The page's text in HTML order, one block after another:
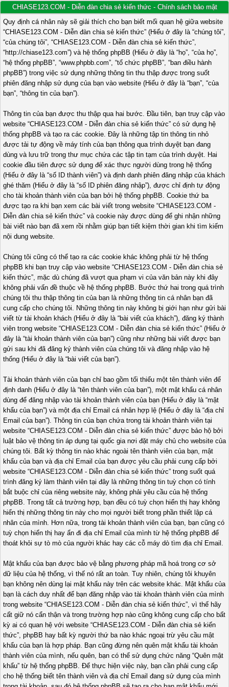
CHIASE123.COM - Diễn đàn chia sẻ kiến thức - Chính sách bảo mật
Quy định cá nhân này sẽ giải thích cho bạn biết mối quan hệ giữa website
“CHIASE123.COM - Diễn đàn chia sẻ kiến thức” (Hiểu ở đây là “chúng tôi”,
“của chúng tôi”, “CHIASE123.COM - Diễn đàn chia sẻ kiến thức”,
“http://chiase123.com”) và hệ thống phpBB (Hiểu ở đây là “họ”, “của họ”,
“hệ thống phpBB”, “www.phpbb.com”, “tổ chức phpBB”, “ban điều hành
phpBB”) trong việc sử dụng những thông tin thu thập được trong suốt
phiên đăng nhập sử dụng của bạn vào website (Hiểu ở đây là “bạn”, “của
bạn”, “thông tin của bạn”).
Thông tin của bạn được thu thập qua hai bước. Đầu tiên, bạn truy cập vào
website “CHIASE123.COM - Diễn đàn chia sẻ kiến thức” có sử dụng hệ
thống phpBB và tạo ra các cookie. Đây là những tập tin thông tin nhỏ
được tải tự động về máy tính của bạn thông qua trình duyệt bạn đang
dùng và lưu trữ trong thư mục chứa các tập tin tạm của trình duyệt. Hai
cookie đầu tiên được sử dụng để xác thực người dùng trong hệ thống
(Hiểu ở đây là “số ID thành viên”) và định danh phiên đăng nhập của khách
ghé thăm (Hiểu ở đây là “số ID phiên đăng nhập”), được chỉ định tự động
cho tài khoản thành viên của bạn bởi hệ thống phpBB. Cookie thứ ba
được tạo ra khi bạn xem các bài viết trong website “CHIASE123.COM -
Diễn đàn chia sẻ kiến thức” và cookie này được dùng để ghi nhận những
bài viết nào bạn đã xem rồi nhằm giúp bạn tiết kiệm thời gian khi tìm kiếm
nội dung website.
Chúng tôi cũng có thể tạo ra các cookie khác không phải từ hệ thống
phpBB khi bạn truy cập vào website “CHIASE123.COM - Diễn đàn chia sẻ
kiến thức”, mặc dù chúng đã vượt qua phạm vi của văn bản này khi đây
không phải vấn đề thuộc về hệ thống phpBB. Bước thứ hai trong quá trình
chúng tôi thu thập thông tin của bạn là những thông tin cá nhân bạn đã
cung cấp cho chúng tôi. Những thông tin này không bị giới hạn như gửi bài
viết từ tài khoản khách (Hiểu ở đây là “bài viết của khách”), đăng ký thành
viên trong website “CHIASE123.COM - Diễn đàn chia sẻ kiến thức” (Hiểu ở
đây là “tài khoản thành viên của bạn”) cũng như những bài viết được bạn
gửi sau khi đã đăng ký thành viên của chúng tôi và đăng nhập vào hệ
thống (Hiểu ở đây là “bài viết của bạn”).
Tài khoản thành viên của bạn chỉ bao gồm tối thiểu một tên thành viên để
định danh (Hiểu ở đây là “tên thành viên của bạn”), một mật khẩu cá nhân
dùng để đăng nhập vào tài khoản thành viên của bạn (Hiểu ở đây là “mật
khẩu của bạn”) và một địa chỉ Email cá nhân hợp lệ (Hiểu ở đây là “địa chỉ
Email của bạn”). Thông tin của bạn chứa trong tài khoản thành viên tại
website “CHIASE123.COM - Diễn đàn chia sẻ kiến thức” được bảo hộ bởi
luật bảo vệ thông tin áp dụng tại quốc gia nơi đặt máy chủ cho website của
chúng tôi. Bất kỳ thông tin nào khác ngoài tên thành viên của bạn, mật
khẩu của bạn và địa chỉ Email của bạn được yêu cầu phải cung cấp bởi
website “CHIASE123.COM - Diễn đàn chia sẻ kiến thức” trong suốt quá
trình đăng ký làm thành viên tại đây là những thông tin tuỳ chọn có tính
bắt buộc chỉ của riêng website này, không phải yêu cầu của hệ thống
phpBB. Trong tất cả trường hợp, bạn đều có tuỳ chọn hiển thị hay không
hiển thị những thông tin này cho mọi người biết trong phần thiết lập cá
nhân của mình. Hơn nữa, trong tài khoản thành viên của bạn, bạn cũng có
tuỳ chọn hiển thị hay ẩn đi địa chỉ Email của mình từ hệ thống phpBB để
thoát khỏi sự tò mò của người khác hay các cỗ máy dò tìm địa chỉ Email.
Mật khẩu của bạn được bảo vệ bằng phương pháp mã hoá trong cơ sở
dữ liệu của hệ thống, vì thế nó rất an toàn. Tuy nhiên, chúng tôi khuyên
bạn không nên dùng lại mật khẩu này trên các website khác. Mật khẩu của
bạn là cách duy nhất để bạn đăng nhập vào tài khoản thành viên của mình
trong website “CHIASE123.COM - Diễn đàn chia sẻ kiến thức”, vì thế hãy
cất giữ nó cẩn thận và trong trường hợp nào cũng không cung cấp cho bất
kỳ ai có quan hệ với website “CHIASE123.COM - Diễn đàn chia sẻ kiến
thức”, phpBB hay bất kỳ người thứ ba nào khác ngoại trừ yêu cầu mật
khẩu của bạn là hợp pháp. Bạn cũng đừng nên quên mật khẩu tài khoản
thành viên của mình, nếu quên, bạn có thể sử dụng chức năng “Quên mật
khẩu” từ hệ thống phpBB. Để thực hiện việc này, bạn cần phải cung cấp
cho hệ thống biết tên thành viên và địa chỉ Email đang sử dụng của mình